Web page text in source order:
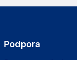
naslov) povezane s
000 Hong Kong
Podpora